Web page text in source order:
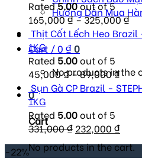
Hướng Dẫn Mua
Cart /0 ₫0
No products in the
0
Cart
No products in the cart.
151,000 ₫.
Rated5.00out of 5
165,000₫–325,000₫
Thịt Cốt Lếch Heo
1KG
Rated 5.00out of 5
45,000₫–89,000₫
Sụn Gà CP Brazil -
1KG
Rated 5.00out of 5
331,000₫ Original
price
was:
232,000 ₫
price
is:
-22%